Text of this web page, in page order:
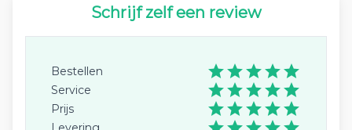
Schrijf zelf een review
Bestellen
Service
Prijs